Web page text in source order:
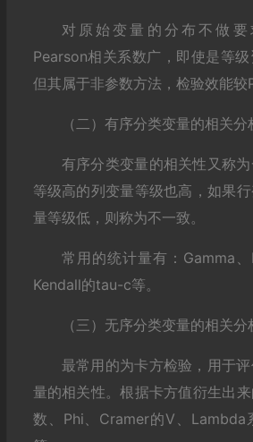
对原始变量的分布不做
Pearson相关系数广，即使是等级
但其属于非参数方法，检验效能较
（二）有序分类变量的相关分
有序分类变量的相关性又称
等级高的列变量等级也高，如果
量等级低，则称为不一致。
常用的统计量有：Gamma、
Kendall的tau-c等。
（三）无序分类变量的相关分
最常用的为卡方检验，用于
量的相关性。根据卡方值衍生出
数、Phi、Cramer的V、Lambda